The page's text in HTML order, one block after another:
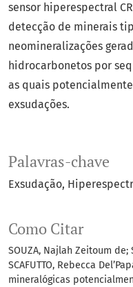
Palavras-chave
Exsudação
Como Citar
SOUZA, Najlah Zeitoum de;
SCAFUTTO, Rebecca
mineralógicas
sensor hiperespectral
detecção de minerais
neomineralizações
hidrocarbonetos por
as quais
exsudações.